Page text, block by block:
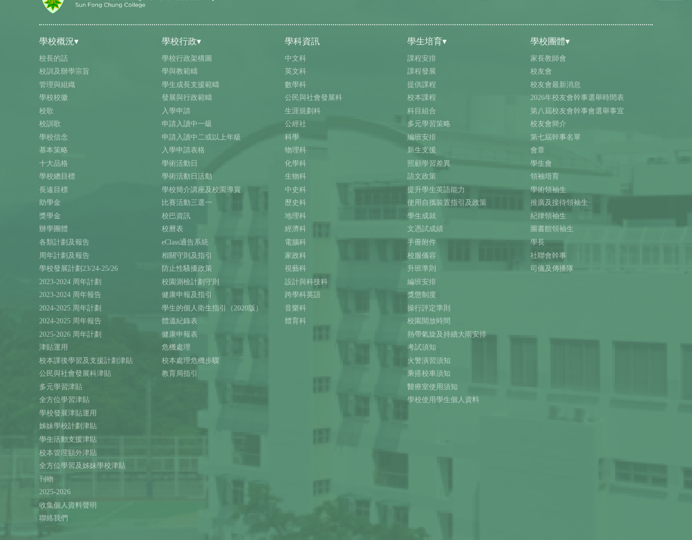
學校概況▾
校長的話
校訓及辦學宗旨
管理與組織
學校校徽
校歌
校訓歌
學校信念
基本策略
十大品格
學校總目標
長遠目標
助學金
獎學金
辦學團體
各類計劃及報告
周年計劃及報告
學校發展計劃23/24-25/26
2023-2024 周年計劃
2023-2024 周年報告
2024-2025 周年計劃
2024-2025 周年報告
2025-2026 周年計劃
津貼運用
校本課後學習及支援計劃津貼
公民與社會發展科津貼
多元學習津貼
全方位學習津貼
學校發展津貼運用
姊妹學校計劃津貼
學生活動支援津貼
校本管理額外津貼
全方位學習及姊妹學校津貼
刊物
2025-2026
收集個人資料聲明
聯絡我們
學校行政▾
學校行政架構圖
學與教範疇
學生成長支援範疇
發展與行政範疇
入學申請
申請入讀中一級
申請入讀中二或以上年級
入學申請表格
學術活動日
學術活動日活動
學校簡介講座及校園導賞
比賽活動三選一
校巴資訊
校曆表
eClass通告系統
相關守則及指引
防止性騷擾政策
校園測檢計劃守則
健康申報及指引
學生的個人衛生指引（2020版）
體溫紀錄表
健康申報表
危機處理
校本處理危機步驟
教育局指引
學科資訊
中文科
英文科
數學科
公民與社會發展科
生涯規劃科
公經社
科學
物理科
化學科
生物科
中史科
歷史科
地理科
經濟科
電腦科
家政科
視藝科
設計與科技科
跨學科英語
音樂科
體育科
學生培育▾
課程安排
課程發展
提供課程
校本課程
科目組合
多元學習策略
編班安排
新生支援
照顧學習差異
語文政策
提升學生英語能力
使用自攜裝置指引及政策
學生成就
文憑試成績
手冊附件
校服儀容
升班準則
編班安排
獎懲制度
操行評定準則
校園開放時間
熱帶氣旋及持續大雨安排
考試須知
火警演習須知
乘搭校車須知
醫療室使用須知
學校使用學生個人資料
學校團體▾
家長教師會
校友會
校友會最新消息
2026年校友會幹事選舉時間表
第八屆校友會幹事會選舉事宜
校友會簡介
第七屆幹事名單
會章
學生會
領袖培育
學術領袖生
推廣及接待領袖生
紀律領袖生
圖書館領袖生
學長
社聯會幹事
司儀及傳播隊